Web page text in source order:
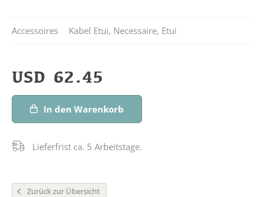
Accessoires Kabel Etui, Necessaire, Etui
USD 62.45
In den Warenkorb
Lieferfrist ca. 5 Arbeitstage.
Zurück zur Übersicht